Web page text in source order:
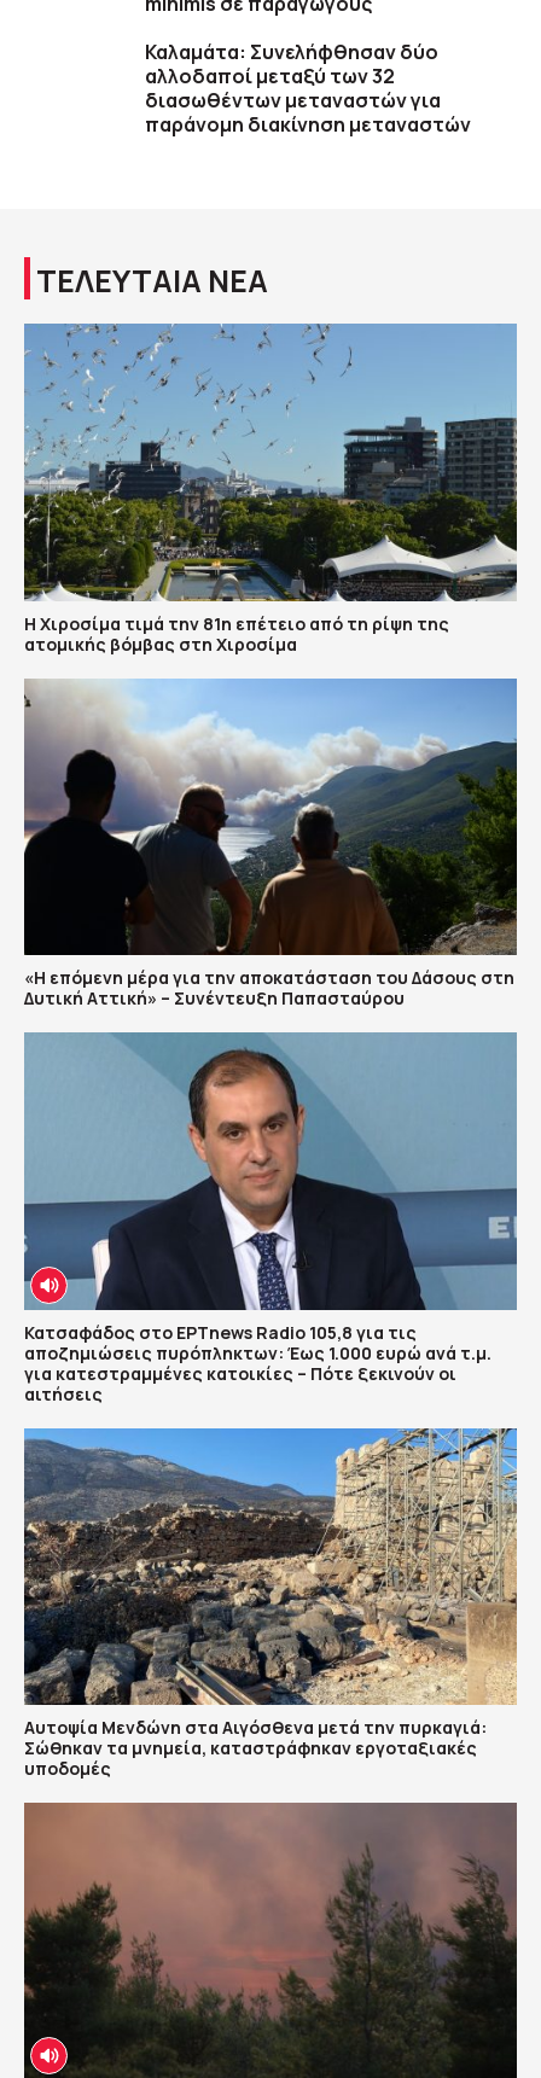
Καλαμάτα: Συνελήφθησαν δύο
αλλοδαποί μεταξύ των 32
διασωθέντων μεταναστών για
παράνομη διακίνηση μεταναστών
ΤΕΛΕΥΤΑΙΑ ΝΕΑ
Η Χιροσίμα τιμά την 81η επέτειο από τη ρίψη της
ατομικής βόμβας στη Χιροσίμα
«Η επόμενη μέρα για την αποκατάσταση του Δάσους στη
Δυτική Αττική» – Συνέντευξη Παπασταύρου
Κατσαφάδος στο ΕΡΤnews Radio 105,8 για τις
αποζημιώσεις πυρόπληκτων: Έως 1.000 ευρώ ανά τ.μ.
για κατεστραμμένες κατοικίες – Πότε ξεκινούν οι
αιτήσεις
Αυτοψία Μενδώνη στα Αιγόσθενα μετά την πυρκαγιά:
Σώθηκαν τα μνημεία, καταστράφηκαν εργοταξιακές
υποδομές